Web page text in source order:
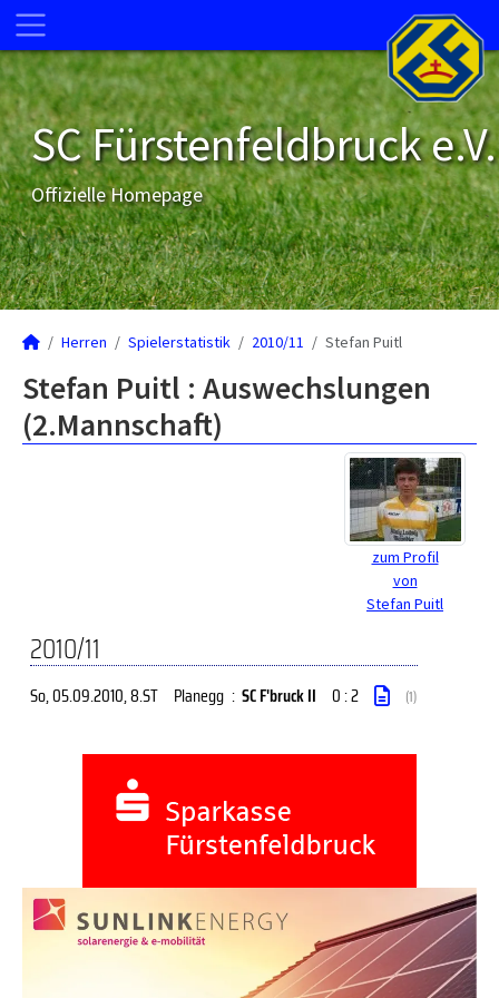
SC Fürstenfeldbruck e.V.
Offizielle Homepage
Herren Spielerstatistik 2010/11 Stefan Puitl
Stefan Puitl : Auswechslungen
(2.Mannschaft)
zum Profil
von
Stefan Puitl
2010/11
So, 05.09.2010, 8.ST Planegg : SC F'bruck II 0 : 2 (1)